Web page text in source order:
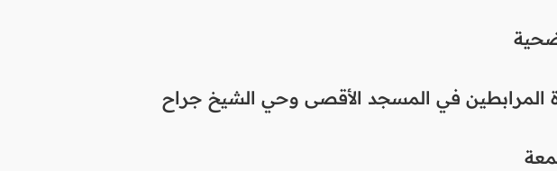
في المسجد الأقصى وحي الشيخ جراح